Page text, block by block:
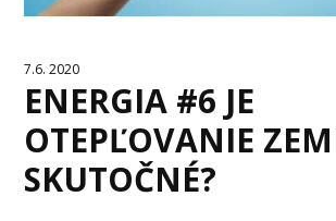
7.6. 2020
ENERGIA #6 JE
OTEPĽOVANIE
SKUTOČNÉ?